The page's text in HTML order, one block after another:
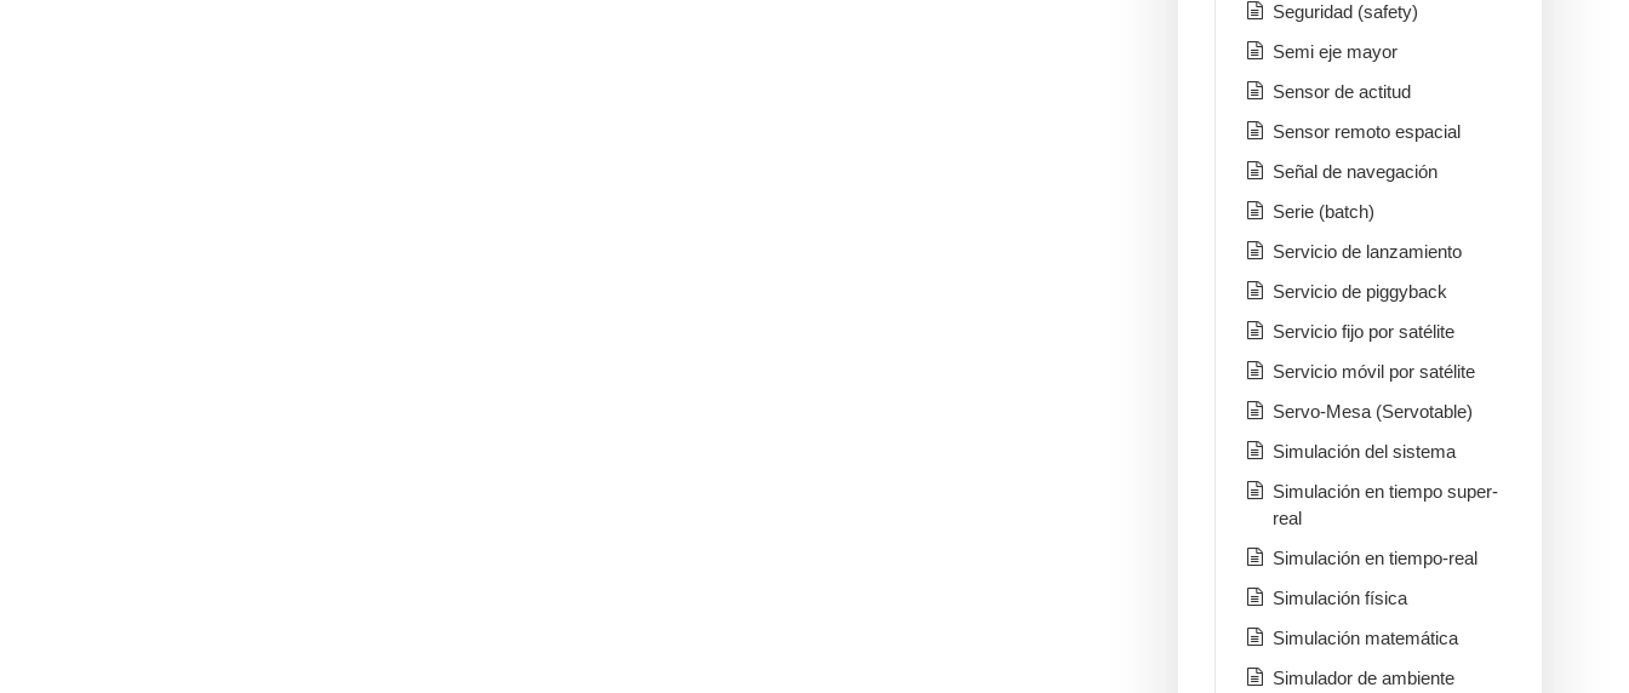
Seguridad (safety)
Semi eje mayor
Sensor de actitud
Sensor remoto espacial
Señal de navegación
Serie (batch)
Servicio de lanzamiento
Servicio de piggyback
Servicio fijo por satélite
Servicio móvil por satélite
Servo-Mesa (Servotable)
Simulación del sistema
Simulación en tiempo super-
real
Simulación en tiempo-real
Simulación física
Simulación matemática
Simulador de ambiente